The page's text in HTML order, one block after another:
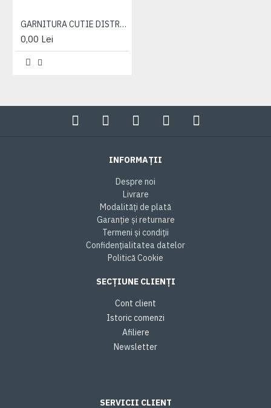
GARNITURA CUTIE DISTRIBUTIE
0,00 Lei
INFORMAȚII
Despre noi
Livrare
Modalități de plată
Garanție și returnare
Termeni și condiții
Confidențialitatea datelor
Politică Cookie
SECȚIUNE CLIENȚI
Cont client
Istoric comenzi
Afiliere
Newsletter
SERVICII CLIENT